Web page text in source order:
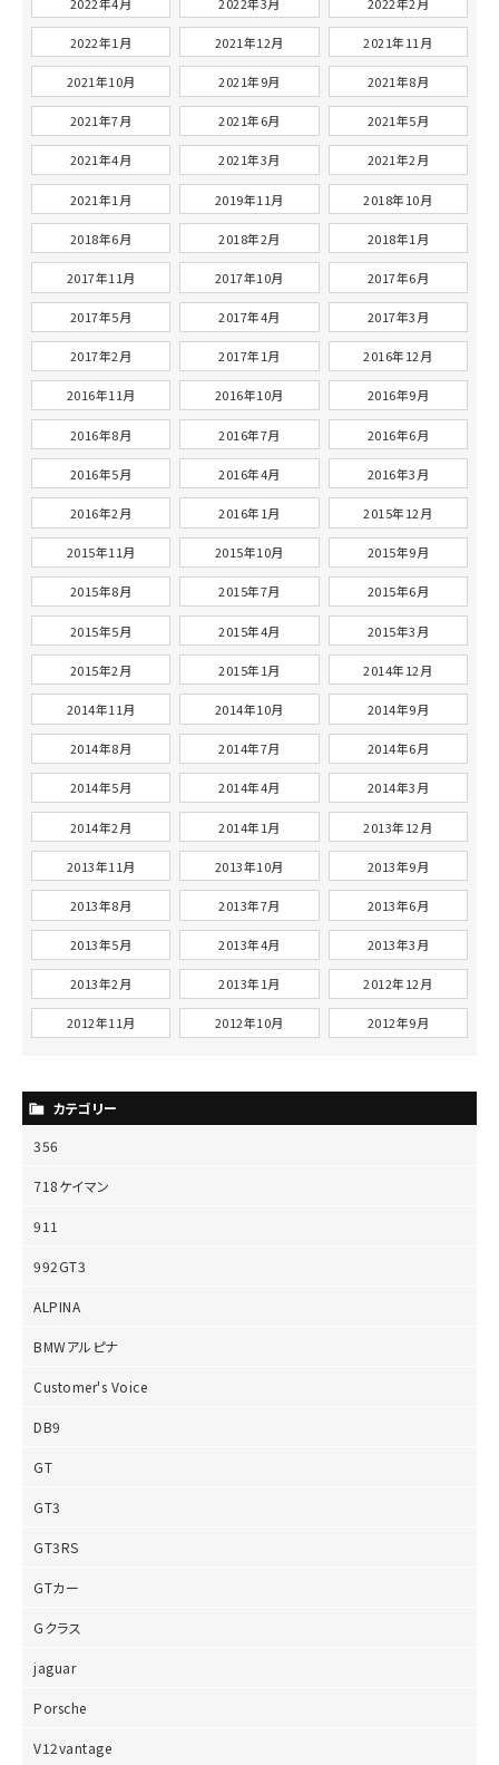
2022年1月 2021年12月 2021年11月
2021年10月 2021年9月 2021年8月
2021年7月 2021年6月 2021年5月
2021年4月 2021年3月 2021年2月
2021年1月 2019年11月 2018年10月
2018年6月 2018年2月 2018年1月
2017年11月 2017年10月 2017年6月
2017年5月 2017年4月 2017年3月
2017年2月 2017年1月 2016年12月
2016年11月 2016年10月 2016年9月
2016年8月 2016年7月 2016年6月
2016年5月 2016年4月 2016年3月
2016年2月 2016年1月 2015年12月
2015年11月 2015年10月 2015年9月
2015年8月 2015年7月 2015年6月
2015年5月 2015年4月 2015年3月
2015年2月 2015年1月 2014年12月
2014年11月 2014年10月 2014年9月
2014年8月 2014年7月 2014年6月
2014年5月 2014年4月 2014年3月
2014年2月 2014年1月 2013年12月
2013年11月 2013年10月 2013年9月
2013年8月 2013年7月 2013年6月
2013年5月 2013年4月 2013年3月
2013年2月 2013年1月 2012年12月
2012年11月 2012年10月 2012年9月
カテゴリー
356
718ケイマン
911
992GT3
ALPINA
BMWアルピナ
Customer's Voice
DB9
GT
GT3
GT3RS
GTカー
Gクラス
jaguar
Porsche
V12vantage